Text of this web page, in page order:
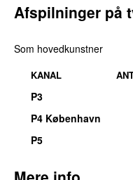
Afspilninger på
Som hovedkunstner
KANAL
P3
P4 København
P5